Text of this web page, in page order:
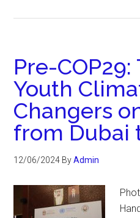
Pre-
Youth
Changers
from Dubai
12/06/2024 ByAdmin